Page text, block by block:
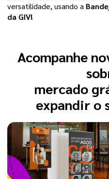
versatilidade, usando a
da GIV!
Acompanhe
mercado
expandir o